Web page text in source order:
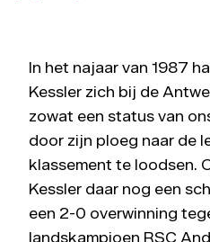
In het najaar van 1987
Kessler zich bij de
zowat een status van
door zijn ploeg naar de
klassement te loodsen.
Kessler daar nog een
een 2-0 overwinning
landskampioen RSC